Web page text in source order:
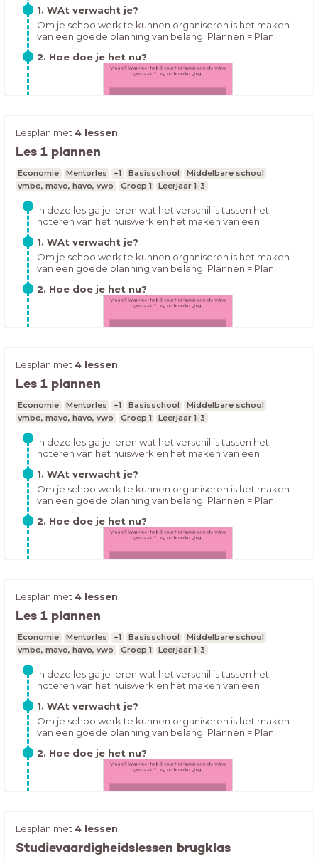
overzichtelijke planning kan maken en hoe je dit kunt
volhouden.
1. WAt verwacht je?
Om je schoolwerk te kunnen organiseren is het maken
van een goede planning van belang. Plannen = Plan
plannen zo belangrijk?
2. Hoe doe je het nu?
Hoe houd jij je huiswerk bij op dit moment? Open de les
en vul in:
Lesplan met 4 lessen
Les 1 plannen
Economie Mentorles +1 Basisschool
Middelbare school
vmbo, mavo, havo, vwo
Groep 1 Leerjaar 1-3
In deze les ga je leren wat het verschil is tussen het
noteren van het huiswerk en het maken van een
overzichtelijke planning kan maken en hoe je dit kunt
volhouden.
1. WAt verwacht je?
Om je schoolwerk te kunnen organiseren is het maken
van een goede planning van belang. Plannen = Plan
plannen zo belangrijk?
2. Hoe doe je het nu?
Hoe houd jij je huiswerk bij op dit moment? Open de les
en vul in:
Lesplan met 4 lessen
Les 1 plannen
Economie Mentorles +1 Basisschool
Middelbare school
vmbo, mavo, havo, vwo
Groep 1 Leerjaar 1-3
In deze les ga je leren wat het verschil is tussen het
noteren van het huiswerk en het maken van een
overzichtelijke planning kan maken en hoe je dit kunt
volhouden.
1. WAt verwacht je?
Om je schoolwerk te kunnen organiseren is het maken
van een goede planning van belang. Plannen = Plan
plannen zo belangrijk?
2. Hoe doe je het nu?
Hoe houd jij je huiswerk bij op dit moment? Open de les
en vul in:
Lesplan met 4 lessen
Les 1 plannen
Economie Mentorles +1 Basisschool
Middelbare school
vmbo, mavo, havo, vwo
Groep 1 Leerjaar 1-3
In deze les ga je leren wat het verschil is tussen het
noteren van het huiswerk en het maken van een
overzichtelijke planning kan maken en hoe je dit kunt
volhouden.
1. WAt verwacht je?
Om je schoolwerk te kunnen organiseren is het maken
van een goede planning van belang. Plannen = Plan
plannen zo belangrijk?
2. Hoe doe je het nu?
Lesplan met 4 lessen
Studievaardigheidslessen brugklas